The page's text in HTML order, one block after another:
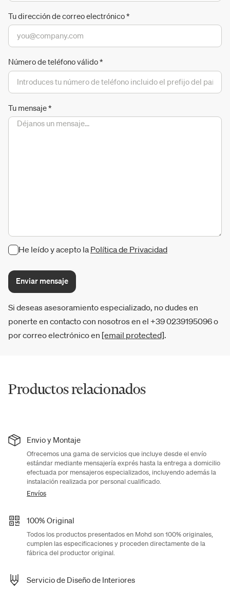
Tu dirección de correo electrónico*
Número de teléfono válido*
Tu mensaje*
He leído y acepto la Política de Privacidad
Enviar mensaje
Si deseas asesoramiento especializado, no dudes en
ponerte en contacto con nosotros en el +39 0239195096 o
por correo electrónico en [email protected].
Productos relacionados
Envio y Montaje
Ofrecemos una gama de servicios que incluye desde el envío
estándar mediante mensajería exprés hasta la entrega a domicilio
efectuada por mensajeros especializados, incluyendo además la
instalación realizada por personal cualificado.
Envíos
100% Original
Todos los productos presentados en Mohd son 100% originales,
cumplen las especificaciones y proceden directamente de la
fábrica del productor original.
Servicio de Diseño de Interiores